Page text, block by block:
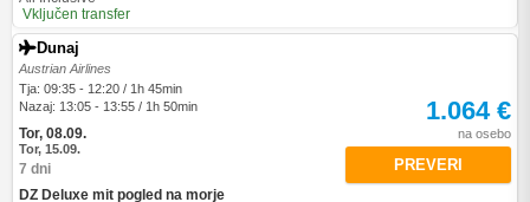
Vključen transfer
Dunaj
Austrian Airlines
Tja: 09:35 - 12:20 / 1h 45min
Nazaj: 13:05 - 13:55 / 1h 50min
Tor, 08.09.
Tor, 15.09.
7 dni
DZ Deluxe mit pogled na morje
1.064 €
na osebo
PREVERI